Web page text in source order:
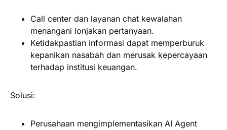
Call center dan layanan chat kewalahan
menangani lonjakan pertanyaan.
Ketidakpastian informasi dapat memperburuk
kepanikan nasabah dan merusak kepercayaan
terhadap institusi keuangan.
Solusi:
Perusahaan mengimplementasikan AI Agent